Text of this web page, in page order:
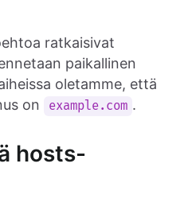
ratkaisivat
paikallinen
oletamme, että
on
example.com .
hosts-